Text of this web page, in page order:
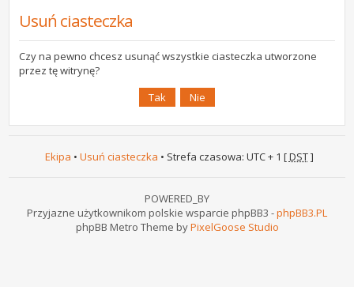
Usuń ciasteczka
Czy na pewno chcesz usunąć wszystkie ciasteczka utworzone
przez tę witrynę?
Ekipa • Usuń ciasteczka • Strefa czasowa: UTC + 1 [DST]
POWERED_BY
Przyjazne użytkownikom polskie wsparcie phpBB3 -phpBB3.PL
phpBB Metro Theme byPixelGoose Studio